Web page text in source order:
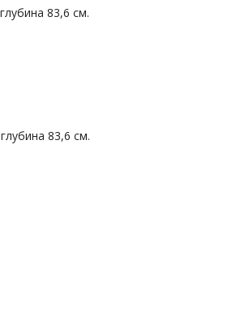
83,6 см.
83,6 см.